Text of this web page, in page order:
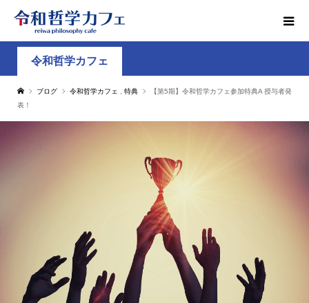
令和哲学カフェ
ブログ 令和哲学カフェ 特典
【第5期】令和哲学カフェ参加特典A 授与者発
表！